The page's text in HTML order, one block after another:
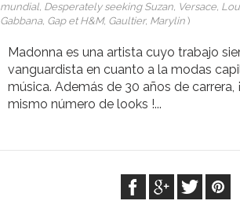
mundial, Desperately seeking Suzan, Versace,
Gabbana, Gap et H&M, Gaultier, Marylin )
Madonna es una artista cuyo trabajo
vanguardista en cuanto a la modas
música. Además de 30 años de carrera,
mismo número de looks !...